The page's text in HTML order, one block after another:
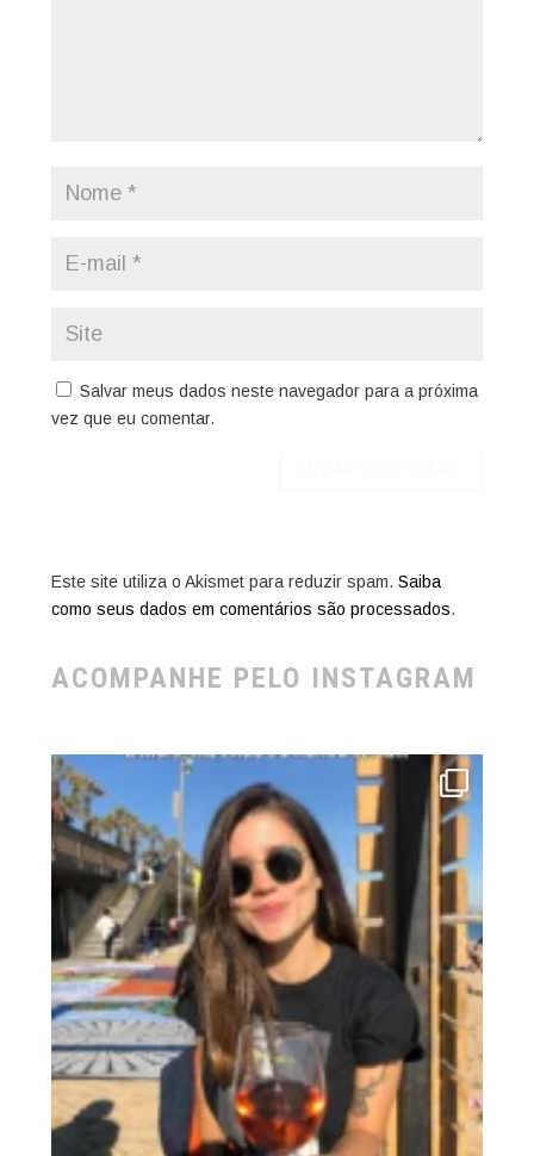
Salvar meus dados neste navegador para a próxima
vez que eu comentar.
Este site utiliza o Akismet para reduzir spam. Saiba
como seus dados em comentários são processados.
ACOMPANHE PELO INSTAGRAM